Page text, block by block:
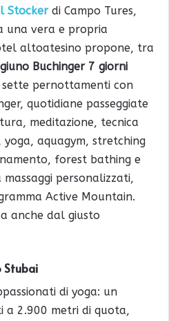
Stockerdi Campo Tures,
una vera e propria
altoatesino propone, tra
Buchinger 7 giorni
sette pernottamenti con
quotidiane passeggiate
meditazione, tecnica
yoga, aquagym, stretching
forest bathing e
personalizzati,
Active Mountain.
anche dal giusto
Stubai
di yoga: un
a 2.900 metri di quota,